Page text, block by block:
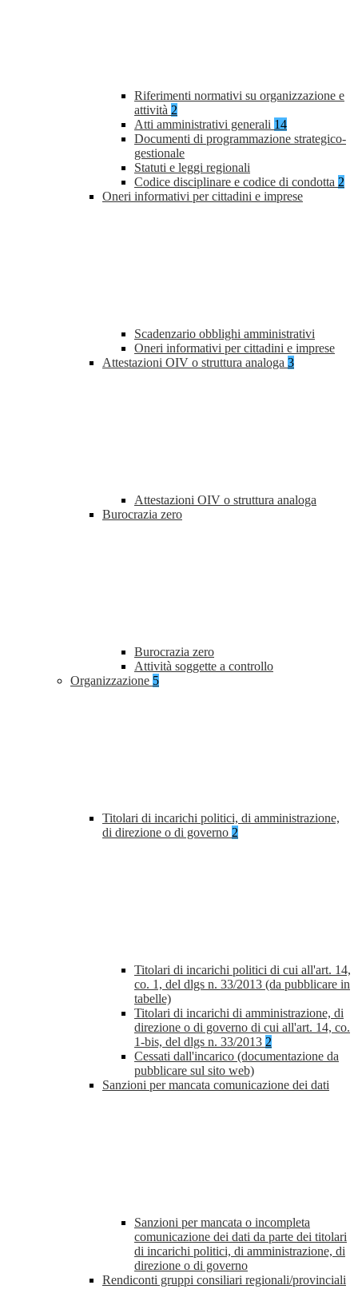
Riferimenti normativi su organizzazione e
attività 2
Atti amministrativi generali 14
Documenti di programmazione strategico-
gestionale
Statuti e leggi regionali
Codice disciplinare e codice di condotta 2
Oneri informativi per cittadini e imprese
Scadenzario obblighi amministrativi
Oneri informativi per cittadini e imprese
Attestazioni OIV o struttura analoga 3
Attestazioni OIV o struttura analoga
Burocrazia zero
Burocrazia zero
Attività soggette a controllo
Organizzazione 5
Titolari di incarichi politici, di amministrazione,
di direzione o di governo 2
Titolari di incarichi politici di cui all'art. 14,
co. 1, del dlgs n. 33/2013 (da pubblicare in
tabelle)
Titolari di incarichi di amministrazione, di
direzione o di governo di cui all'art. 14, co.
1-bis, del dlgs n. 33/2013 2
Cessati dall'incarico (documentazione da
pubblicare sul sito web)
Sanzioni per mancata comunicazione dei dati
Sanzioni per mancata o incompleta
comunicazione dei dati da parte dei titolari
di incarichi politici, di amministrazione, di
direzione o di governo
Rendiconti gruppi consiliari regionali/provinciali